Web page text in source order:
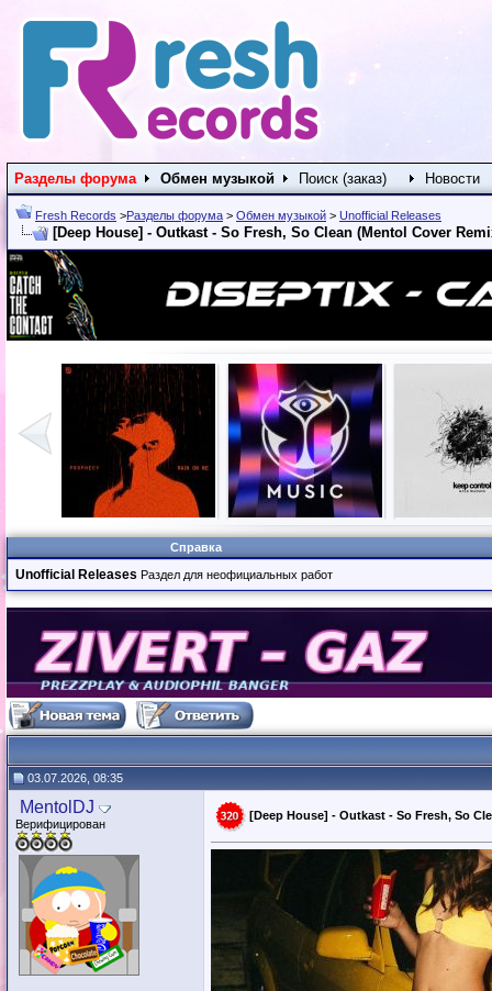
Разделы форума Обмен музыкой Поиск (заказ) Новости
Fresh Records >Разделы форума > Обмен музыкой > Unofficial Releases
[Deep House] - Outkast - So Fresh, So Clean (Mentol Cover
Справка
Unofficial Releases Раздел для неофициальных работ
03.07.2026, 08:35
MentolDJ
Верифицирован
[Deep House] - Outkast - So Fresh, So